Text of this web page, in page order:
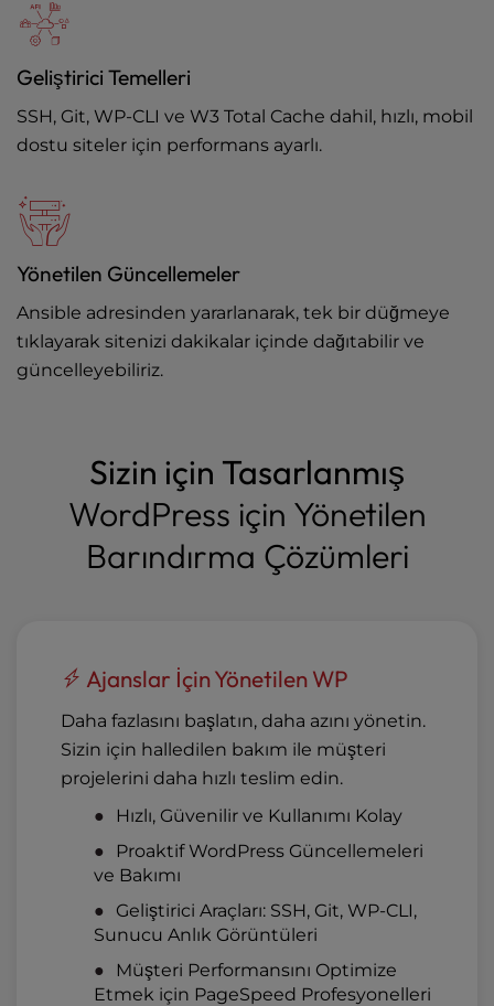
Geliştirici Temelleri
SSH, Git, WP-CLI ve W3 Total Cache dahil, hızlı, mobil
dostu siteler için performans ayarlı.
Yönetilen Güncellemeler
Ansible adresinden yararlanarak, tek bir düğmeye
tıklayarak sitenizi dakikalar içinde dağıtabilir ve
güncelleyebiliriz.
Sizin için Tasarlanmış
WordPress için Yönetilen
Barındırma Çözümleri
Ajanslar İçin Yönetilen WP
Daha fazlasını başlatın, daha azını yönetin.
Sizin için halledilen bakım ile müşteri
projelerini daha hızlı teslim edin.
Hızlı, Güvenilir ve Kullanımı Kolay
Proaktif WordPress Güncellemeleri
ve Bakımı
Geliştirici Araçları: SSH, Git, WP-CLI,
Sunucu Anlık Görüntüleri
Müşteri Performansını Optimize
Etmek için PageSpeed Profesyonelleri